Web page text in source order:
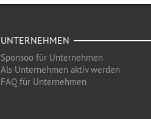
UNTERNEHMEN
Sponsoo für Unternehmen
Als Unternehmen aktiv werden
FAQ für Unternehmen